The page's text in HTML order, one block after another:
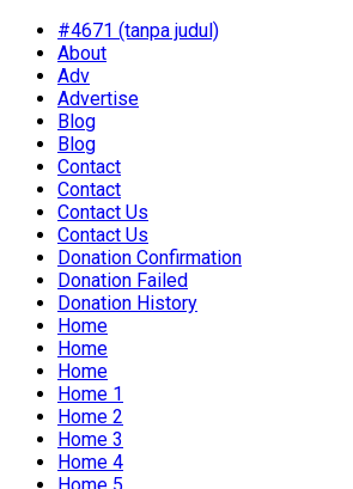
#4671 (tanpa judul)
About
Adv
Advertise
Blog
Blog
Contact
Contact
Contact Us
Contact Us
Donation Confirmation
Donation Failed
Donation History
Home
Home
Home
Home 1
Home 2
Home 3
Home 4